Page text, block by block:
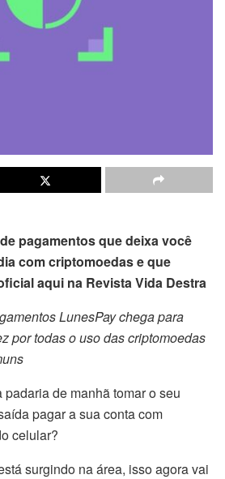
pagamentos que deixa você
com criptomoedas e que
aqui na Revista Vida Destra
LunesPay chega para
por todas o uso das criptomoedas
de manhã tomar o seu
pagar a sua conta com
celular?
surgindo na área, isso agora vai